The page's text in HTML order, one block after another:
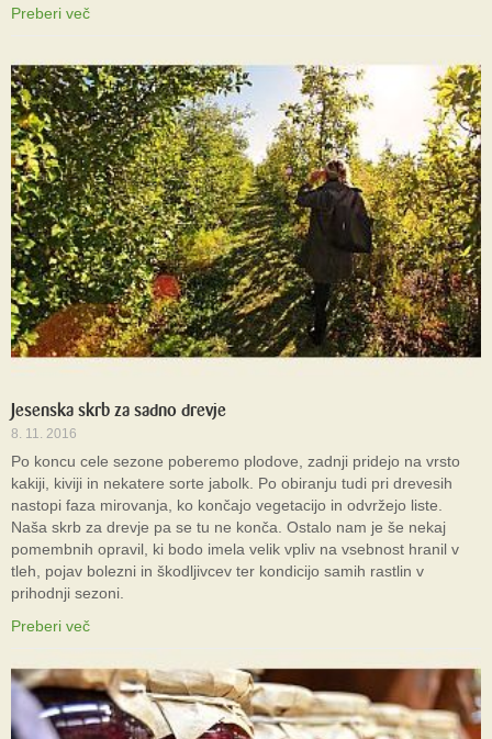
Preberi več
Jesenska skrb za sadno drevje
8. 11. 2016
Po koncu cele sezone poberemo plodove, zadnji pridejo na vrsto
kakiji, kiviji in nekatere sorte jabolk. Po obiranju tudi pri drevesih
nastopi faza mirovanja, ko končajo vegetacijo in odvržejo liste.
Naša skrb za drevje pa se tu ne konča. Ostalo nam je še nekaj
pomembnih opravil, ki bodo imela velik vpliv na vsebnost hranil v
tleh, pojav bolezni in škodljivcev ter kondicijo samih rastlin v
prihodnji sezoni.
Preberi več